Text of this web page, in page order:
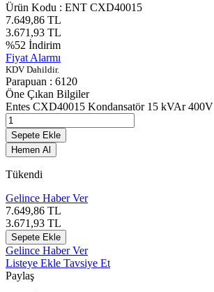
Ürün Kodu : ENT CXD40015
7.649,86 TL
3.671,93 TL
%52 İndirim
Fiyat Alarmı
KDV Dahildir.
Parapuan : 6120
Öne Çıkan Bilgiler
Entes CXD40015 Kondansatör 15 kVAr 400V
Sepete Ekle
Hemen Al
Tükendi
Gelince Haber Ver
7.649,86 TL
3.671,93 TL
Sepete Ekle
Gelince Haber Ver
Listeye Ekle Tavsiye Et
Paylaş